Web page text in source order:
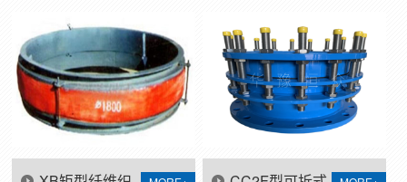
使用安装说明 用法?你知道吗?